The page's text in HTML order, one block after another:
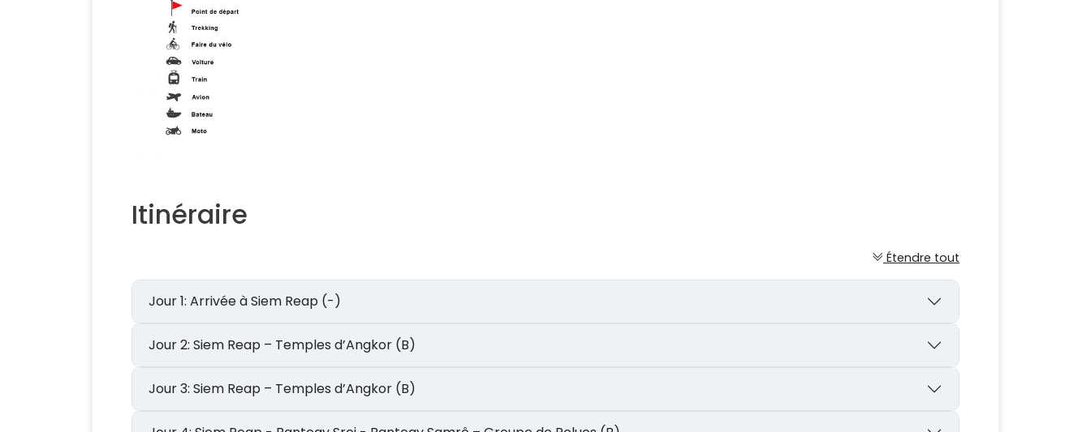
Itinéraire
Étendre tout
Jour 1: Arrivée à Siem Reap (-)
Jour 2: Siem Reap – Temples d’Angkor (B)
Jour 3: Siem Reap – Temples d’Angkor (B)